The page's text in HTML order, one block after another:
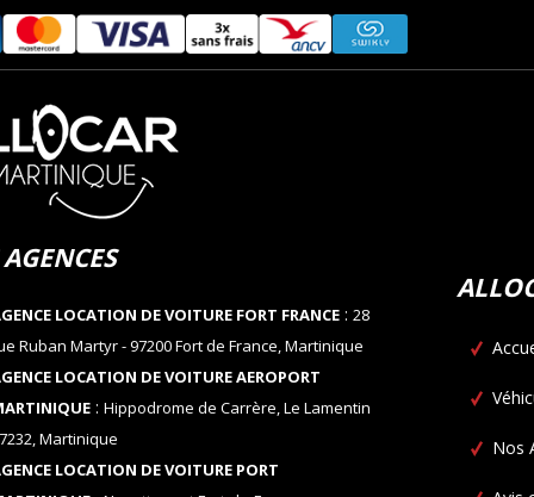
LOCATION DE VOITURE FORT FRANCE: 28
Ruban Martyr - 97200 Fort de France, Martinique
LOCATION DE VOITURE AEROPORT
: Hippodrome de Carrère, Le Lamentin
Martinique
LOCATION DE VOITURE PORT
Nos